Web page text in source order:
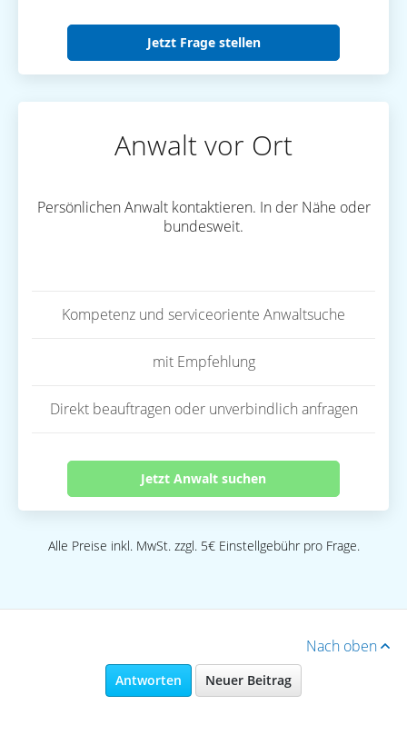
Jetzt Frage stellen
Anwalt vor Ort
Persönlichen Anwalt kontaktieren. In der Nähe oder
bundesweit.
Kompetenz und serviceoriente Anwaltsuche
mit Empfehlung
Direkt beauftragen oder unverbindlich anfragen
Jetzt Anwalt suchen
Alle Preise inkl. MwSt. zzgl. 5€ Einstellgebühr pro Frage.
Nach oben
Antworten Neuer Beitrag